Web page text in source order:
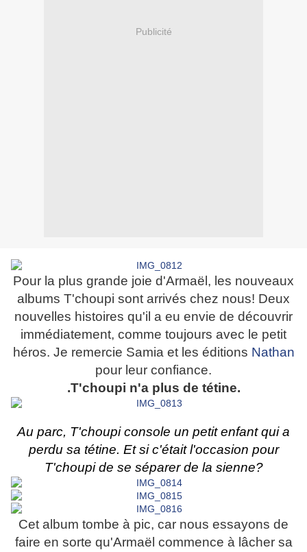
Publicité
Pour la plus grande joie d'Armaël, les nouveaux
albums T'choupi sont arrivés chez nous! Deux
nouvelles histoires qu'il a eu envie de découvrir
immédiatement, comme toujours avec le petit
héros. Je remercie Samia et les éditions Nathan
pour leur confiance.
.T'choupi n'a plus de tétine.
Au parc, T'choupi console un petit enfant qui a
perdu sa tétine. Et si c'était l'occasion pour
T'choupi de se séparer de la sienne?
Cet album tombe à pic, car nous essayons de
faire en sorte qu'Armaël commence à lâcher sa